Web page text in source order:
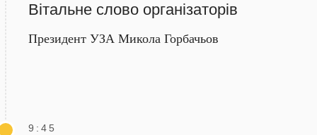
Вітальне слово організаторів
Президент УЗА Микола Горбачьов
9:45